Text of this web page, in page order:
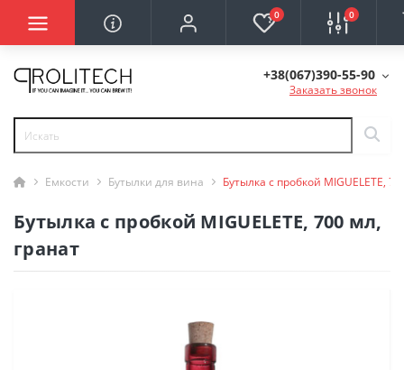
0 0
+38(067)390-55-90
Заказать звонок
Емкости Бутылки для вина Бутылка с пробкой MIGUELETE,
Бутылка с пробкой MIGUELETE, 700 мл,
гранат